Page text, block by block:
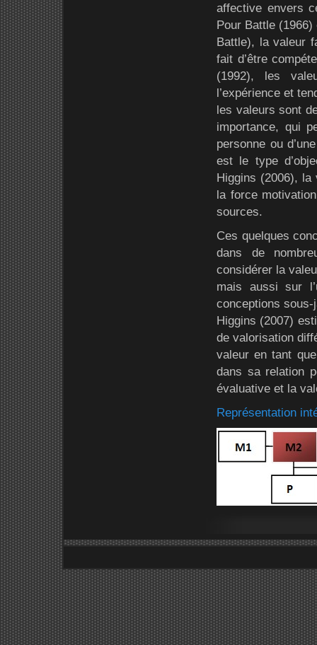
affective envers
Pour Battle
Battle), la valeur
fait d’être
(1992), les
l’expérience et
les valeurs sont
importance, qui
personne ou
est le type
Higgins (2006), la
la force
sources.
Ces quelques
dans de
considérer la
mais aussi sur
conceptions
Higgins (2007)
de valorisation
valeur en tant
dans sa relation
évaluative et la
Représentation